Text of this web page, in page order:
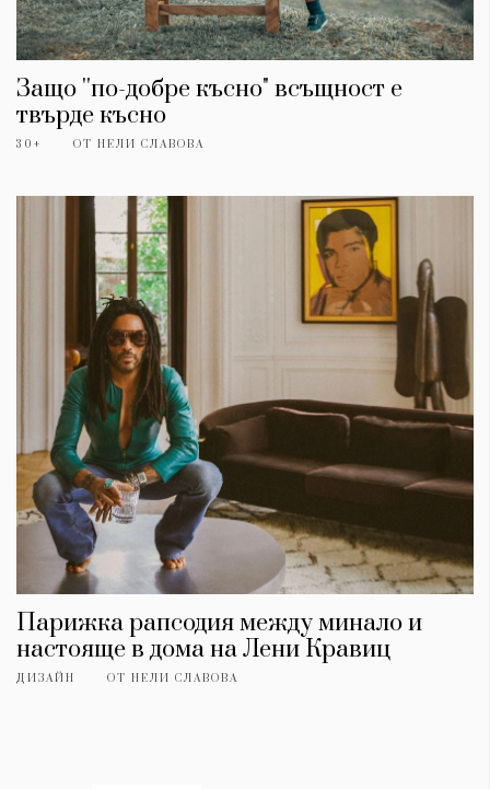
Защо ''по-добре късно" всъщност е
твърде късно
30+ ОТ НЕЛИ СЛАВОВА
Парижка рапсодия между минало и
настояще в дома на Лени Кравиц
ДИЗАЙН ОТ НЕЛИ СЛАВОВА